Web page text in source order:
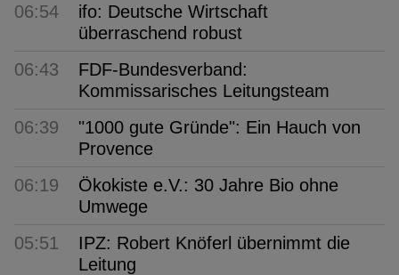
06:54
ifo: Deutsche Wirtschaft
überraschend robust
06:43
FDF-Bundesverband:
Kommissarisches Leitungsteam
06:39
"1000 gute Gründe": Ein Hauch von
Provence
06:19
Ökokiste e.V.: 30 Jahre Bio ohne
Umwege
05:51
IPZ: Robert Knöferl übernimmt die
Leitung